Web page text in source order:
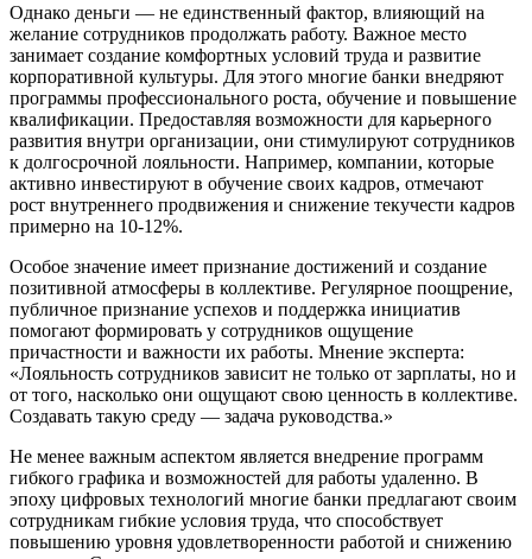
Однако деньги — не единственный фактор, влияющий на
желание сотрудников продолжать работу. Важное место
занимает создание комфортных условий труда и развитие
корпоративной культуры. Для этого многие банки внедряют
программы профессионального роста, обучение и повышение
квалификации. Предоставляя возможности для карьерного
развития внутри организации, они стимулируют сотрудников
к долгосрочной лояльности. Например, компании, которые
активно инвестируют в обучение своих кадров, отмечают
рост внутреннего продвижения и снижение текучести кадров
примерно на 10-12%.
Особое значение имеет признание достижений и создание
позитивной атмосферы в коллективе. Регулярное поощрение,
публичное признание успехов и поддержка инициатив
помогают формировать у сотрудников ощущение
причастности и важности их работы. Мнение эксперта:
«Лояльность сотрудников зависит не только от зарплаты, но и
от того, насколько они ощущают свою ценность в коллективе.
Создавать такую среду — задача руководства.»
Не менее важным аспектом является внедрение программ
гибкого графика и возможностей для работы удаленно. В
эпоху цифровых технологий многие банки предлагают своим
сотрудникам гибкие условия труда, что способствует
повышению уровня удовлетворенности работой и снижению